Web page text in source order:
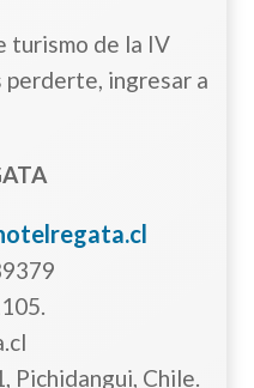
turismo de la IV
perderte, ingresar a
Pichidangui, Chile.